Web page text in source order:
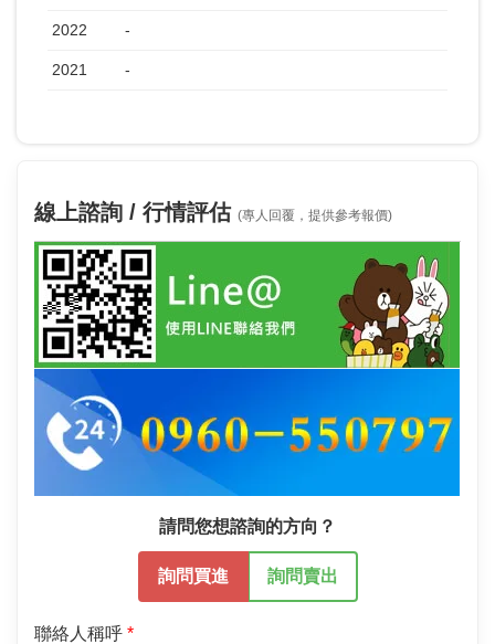
2022 -
2021 -
線上諮詢 / 行情評估 (專人回覆，提供參考報價)
請問您想諮詢的方向？
詢問買進 詢問賣出
聯絡人稱呼